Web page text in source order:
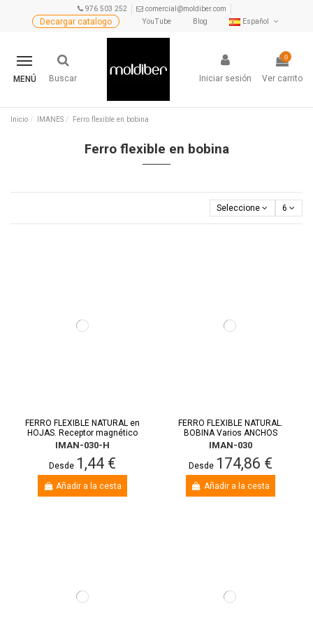
976 503 252
comercial@moldiber.com
Español
Blog
YouTube
Decargar catalogo
MENÚ Buscar Iniciar sesión
0
Ver carrito
Inicio IMANES Ferro flexible en bobina
Ferro flexible en bobina
Seleccione 6
FERRO FLEXIBLE NATURAL en
HOJAS. Receptor magnético
IMAN-030-H
Desde 1,44 €
Añadir a la cesta
FERRO FLEXIBLE NATURAL.
BOBINA Varios ANCHOS
IMAN-030
Desde 174,86 €
Añadir a la cesta